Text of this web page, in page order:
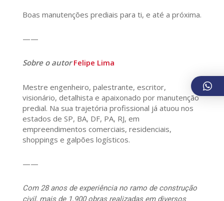
Boas manutenções prediais para ti, e até a próxima.
——
Sobre o autorFelipe Lima
Mestre engenheiro, palestrante, escritor,
visionário, detalhista e apaixonado por manutenção
predial. Na sua trajetória profissional já atuou nos
estados de SP, BA, DF, PA, RJ, em
empreendimentos comerciais, residenciais,
shoppings e galpões logísticos.
——
Com 28 anos de experiência no ramo de construção
civil, mais de 1.900 obras realizadas em diversos